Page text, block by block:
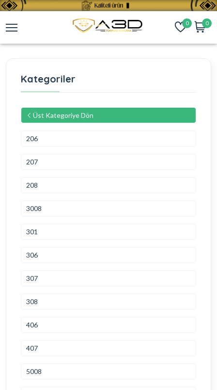
0 0
Kategoriler
Üst Kategoriye Dön
206
207
208
3008
301
306
307
308
406
407
5008